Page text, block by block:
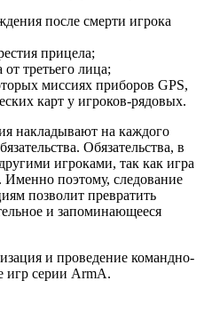
после смерти игрока
прицела;
от третьего лица;
миссиях приборов GPS,
карт у игроков-рядовых.
накладывают на каждого
Обязательства, в
игроками, так как игрa
поэтому, следование
позволит превратить
и запоминающееся
и проведение командно-
игр серии ArmA.